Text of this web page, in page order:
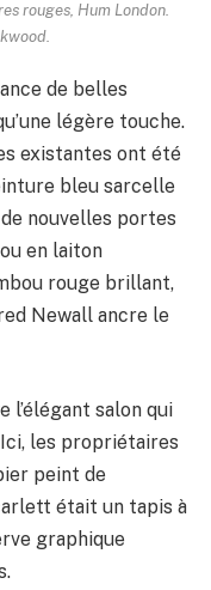
rouges, Hum London.
de belles
légère touche.
existantes ont été
bleu sarcelle
nouvelles portes
en laiton
rouge brillant,
Newall ancre le
l’élégant salon qui
les propriétaires
peint de
était un tapis à
graphique